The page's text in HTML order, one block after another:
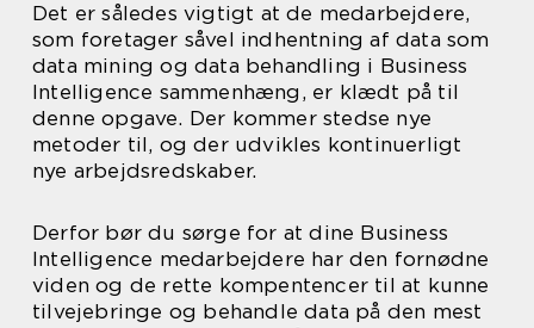
Det er således vigtigt at de medarbejdere,
som foretager såvel indhentning af data som
data mining og data behandling i Business
Intelligence sammenhæng, er klædt på til
denne opgave. Der kommer stedse nye
metoder til, og der udvikles kontinuerligt
nye arbejdsredskaber.
Derfor bør du sørge for at dine Business
Intelligence medarbejdere har den fornødne
viden og de rette kompentencer til at kunne
tilvejebringe og behandle data på den mest